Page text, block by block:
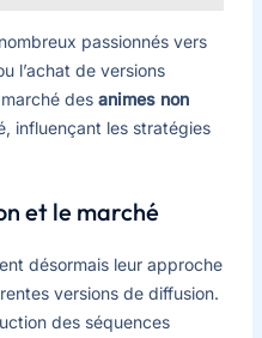
passionnés vers
l’achat de versions
des animes non
influençant les stratégies
et le marché
désormais leur approche
versions de diffusion.
des séquences